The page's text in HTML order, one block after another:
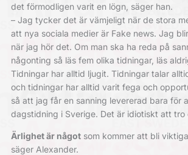
det förmodligen varit en lögn, säger han.
– Jag tycker det är vämjeligt när de stora
att nya sociala medier är Fake news. Jag
när jag hör det. Om man ska ha reda på
någonting så läs fem olika tidningar, läs
Tidningar har alltid ljugit. Tidningar talar
och tidningar har alltid varit fega och
så att jag får en sanning levererad bara för
dagstidning i Sverige. Det är idiotiskt att tro
Ärlighet är någotsom kommer att bli
säger Alexander.